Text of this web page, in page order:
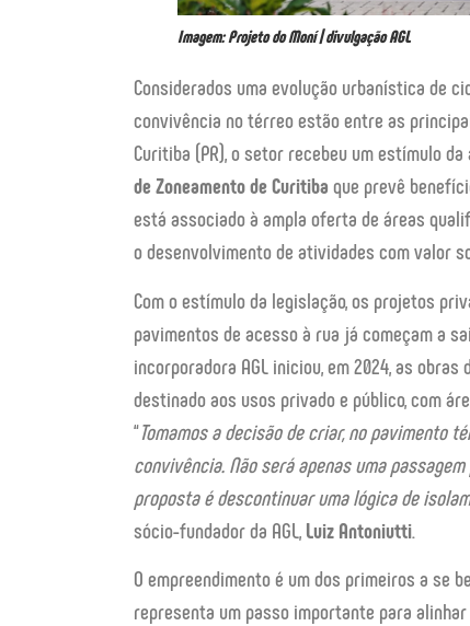
Imagem: Projeto do Moní | divulgação AGL
Considerados uma evolução urbanística de
convivência no térreo estão entre as
Curitiba (PR), o setor recebeu um estímulo
de Zoneamento de Curitiba que prevê
está associado à ampla oferta de áreas
o desenvolvimento de atividades com valor
Com o estímulo da legislação, os projetos
pavimentos de acesso à rua já começam a
incorporadora AGL iniciou, em 2024, as
destinado aos usos privado e público, com
“Tomamos a decisão de criar, no pavimento
convivência. Não será apenas uma
proposta é descontinuar uma lógica de
sócio-fundador da AGL, Luiz Antoniutti
O empreendimento é um dos primeiros a se
representa um passo importante para